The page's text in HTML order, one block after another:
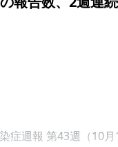
症週報 第43週（10